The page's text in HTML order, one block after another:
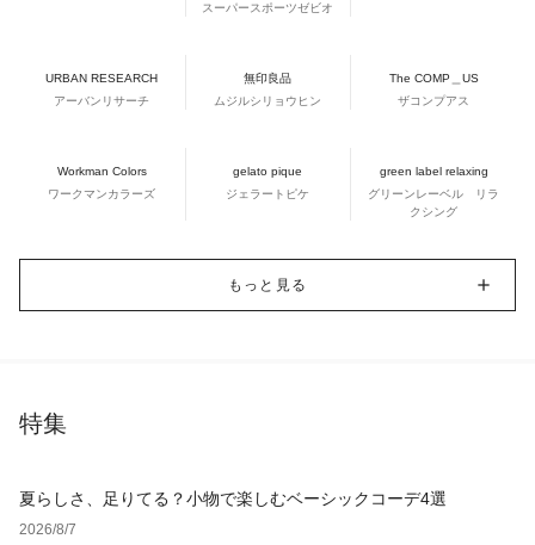
スーパースポーツゼビオ
URBAN RESEARCH
アーバンリサーチ
無印良品
ムジルシリョウヒン
The COMP＿US
ザコンプアス
Workman Colors
ワークマンカラーズ
gelato pique
ジェラートピケ
green label relaxing
グリーンレーベル リラ
クシング
もっと見る
特集
夏らしさ、足りてる？小物で楽しむベーシックコーデ4選
2026/8/7